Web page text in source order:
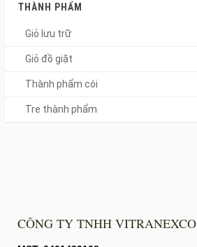
THÀNH PHẨM
Giỏ lưu trữ
Giỏ đồ giặt
Thành phẩm cói
Tre thành phẩm
CÔNG TY TNHH VITRANEXCO